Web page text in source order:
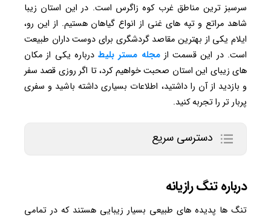
سرسبز ترین مناطق غرب کوه زاگرس است. در این استان زیبا
شاهد مراتع و تپه های غنی از انواع گیاهان هستیم. از این رو،
ایلام یکی از بهترین مقاصد گردشگری برای دوست داران طبیعت
است. در این قسمت ازمجله مستر بلیطدرباره یکی از مکان
های زیبای این استان صحبت خواهیم کرد، تا اگر روزی قصد سفر
و بازدید از آن را داشتید، اطلاعات بسیاری داشته باشید و سفری
پربار تر را تجربه کنید.
دسترسی سریع
درباره تنگ رازیانه
تنگ ها پدیده های طبیعی بسیار زیبایی هستند که در تمامی